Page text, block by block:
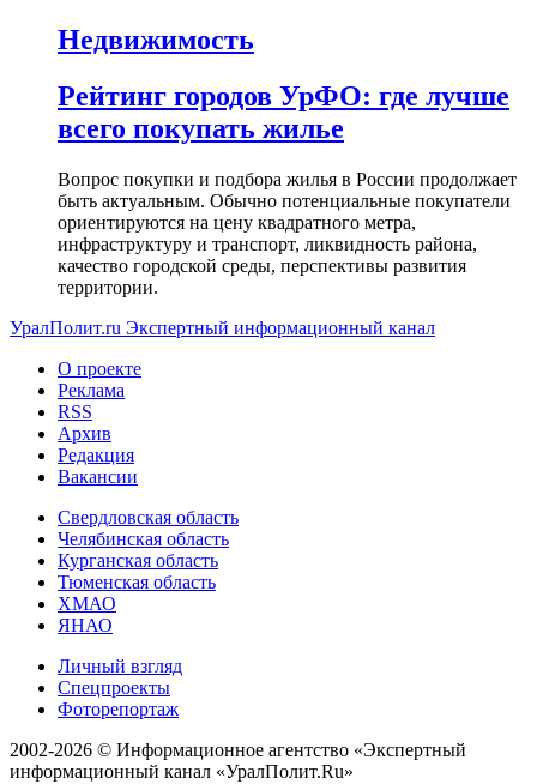
Недвижимость
Рейтинг городов УрФО: где лучше
всего покупать жилье
Вопрос покупки и подбора жилья в России продолжает
быть актуальным. Обычно потенциальные покупатели
ориентируются на цену квадратного метра,
инфраструктуру и транспорт, ликвидность района,
качество городской среды, перспективы развития
территории.
УралПолит.ru Экспертный информационный канал
О проекте
Реклама
RSS
Архив
Редакция
Вакансии
Свердловская область
Челябинская область
Курганская область
Тюменская область
ХМАО
ЯНАО
Личный взгляд
Спецпроекты
Фоторепортаж
2002-2026 © Информационное агентство «Экспертный
информационный канал «УралПолит.Ru»